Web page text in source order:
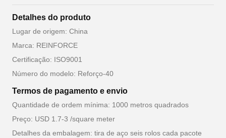
Detalhes do produto
Lugar de origem: China
Marca: REINFORCE
Certificação: ISO9001
Número do modelo: Reforço-40
Termos de pagamento e envio
Quantidade de ordem mínima: 1000 metros quadrados
Preço: USD 1.7-3 /square meter
Detalhes da embalagem: tira de aço seis rolos cada pacote